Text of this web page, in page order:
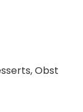
Obst